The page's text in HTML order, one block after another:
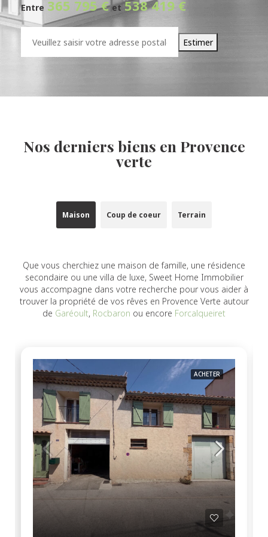
Entre 287 752 €
318 068 €
et 546 618 €
Estimer
Nos derniers biens en Provence
verte
Maison Coup de coeur Terrain
Que vous cherchiez une maison de famille, une résidence
secondaire ou une villa de luxe, Sweet Home Immobilier
vous accompagne dans votre recherche pour vous aider à
trouver la propriété de vos rêves en Provence Verte autour
de Garéoult, Rocbaron ou encore Forcalqueiret
ACHETER